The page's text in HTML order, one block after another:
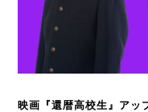
映画『還暦高校生』アッ